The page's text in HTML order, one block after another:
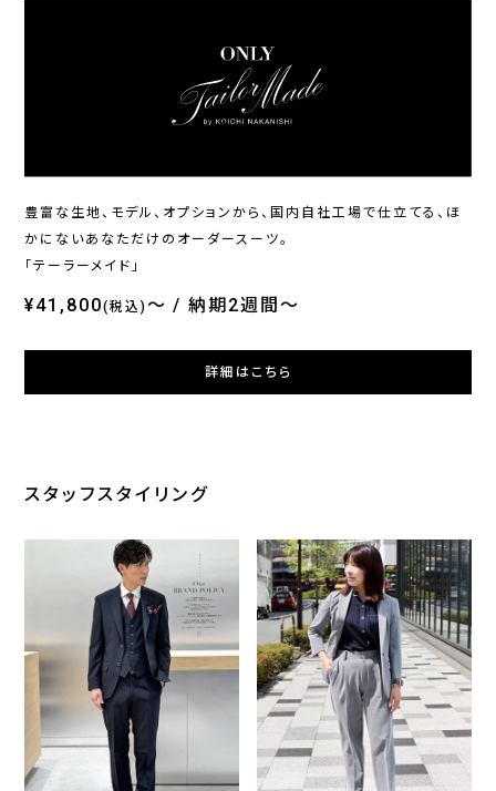
¥20,900
ONLY
¥4,290 (税込)
豊富な生地、モデル、オプションから、国内自社工場で仕立てる、ほ
かにないあなただけのオーダースーツ。
「テーラーメイド」
¥41,800(税込)～ 納期2週間～
詳細はこちら
スタッフスタイリング